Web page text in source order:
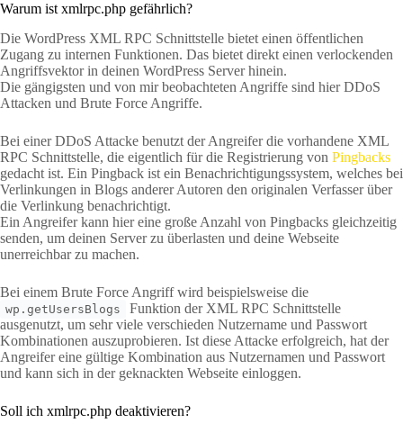
Warum ist xmlrpc.php gefährlich?
Die WordPress XML RPC Schnittstelle bietet einen öffentlichen
Zugang zu internen Funktionen. Das bietet direkt einen verlockenden
Angriffsvektor in deinen WordPress Server hinein.
Die gängigsten und von mir beobachteten Angriffe sind hier DDoS
Attacken und Brute Force Angriffe.
Bei einer DDoS Attacke benutzt der Angreifer die vorhandene XML
RPC Schnittstelle, die eigentlich für die Registrierung von Pingbacks
gedacht ist. Ein Pingback ist ein Benachrichtigungssystem, welches bei
Verlinkungen in Blogs anderer Autoren den originalen Verfasser über
die Verlinkung benachrichtigt.
Ein Angreifer kann hier eine große Anzahl von Pingbacks gleichzeitig
senden, um deinen Server zu überlasten und deine Webseite
unerreichbar zu machen.
Bei einem Brute Force Angriff wird beispielsweise die
wp.getUsersBlogs
Funktion der XML RPC Schnittstelle
ausgenutzt, um sehr viele verschieden Nutzername und Passwort
Kombinationen auszuprobieren. Ist diese Attacke erfolgreich, hat der
Angreifer eine gültige Kombination aus Nutzernamen und Passwort
und kann sich in der geknackten Webseite einloggen.
Soll ich xmlrpc.php deaktivieren?